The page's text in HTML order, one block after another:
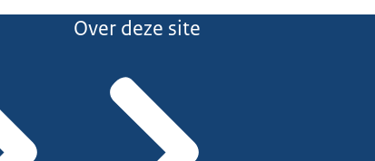
Over deze site